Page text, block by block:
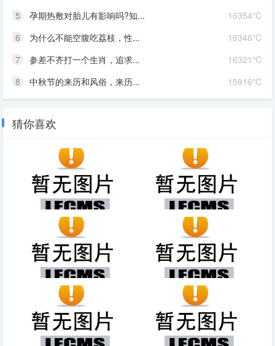
16354℃
5
孕期热敷对胎儿有影响吗?知...
16346℃
6
为什么不能空腹吃荔枝，性...
16321℃
7
参差不齐打一个生肖，追求...
15916℃
8 中秋节的来历和风俗，来历...
猜你喜欢
13岁女生指挥撤离（勇敢与决
断、背后故事、影响和启示）
公主长相女王命星座女，天生公
主命，长得像仙女的三大星座
白芦笋价格多少钱一斤？60
元-80元／斤之间
右侧腹部隐痛要警惕三种病，阑
尾炎／肾结石／胆囊炎